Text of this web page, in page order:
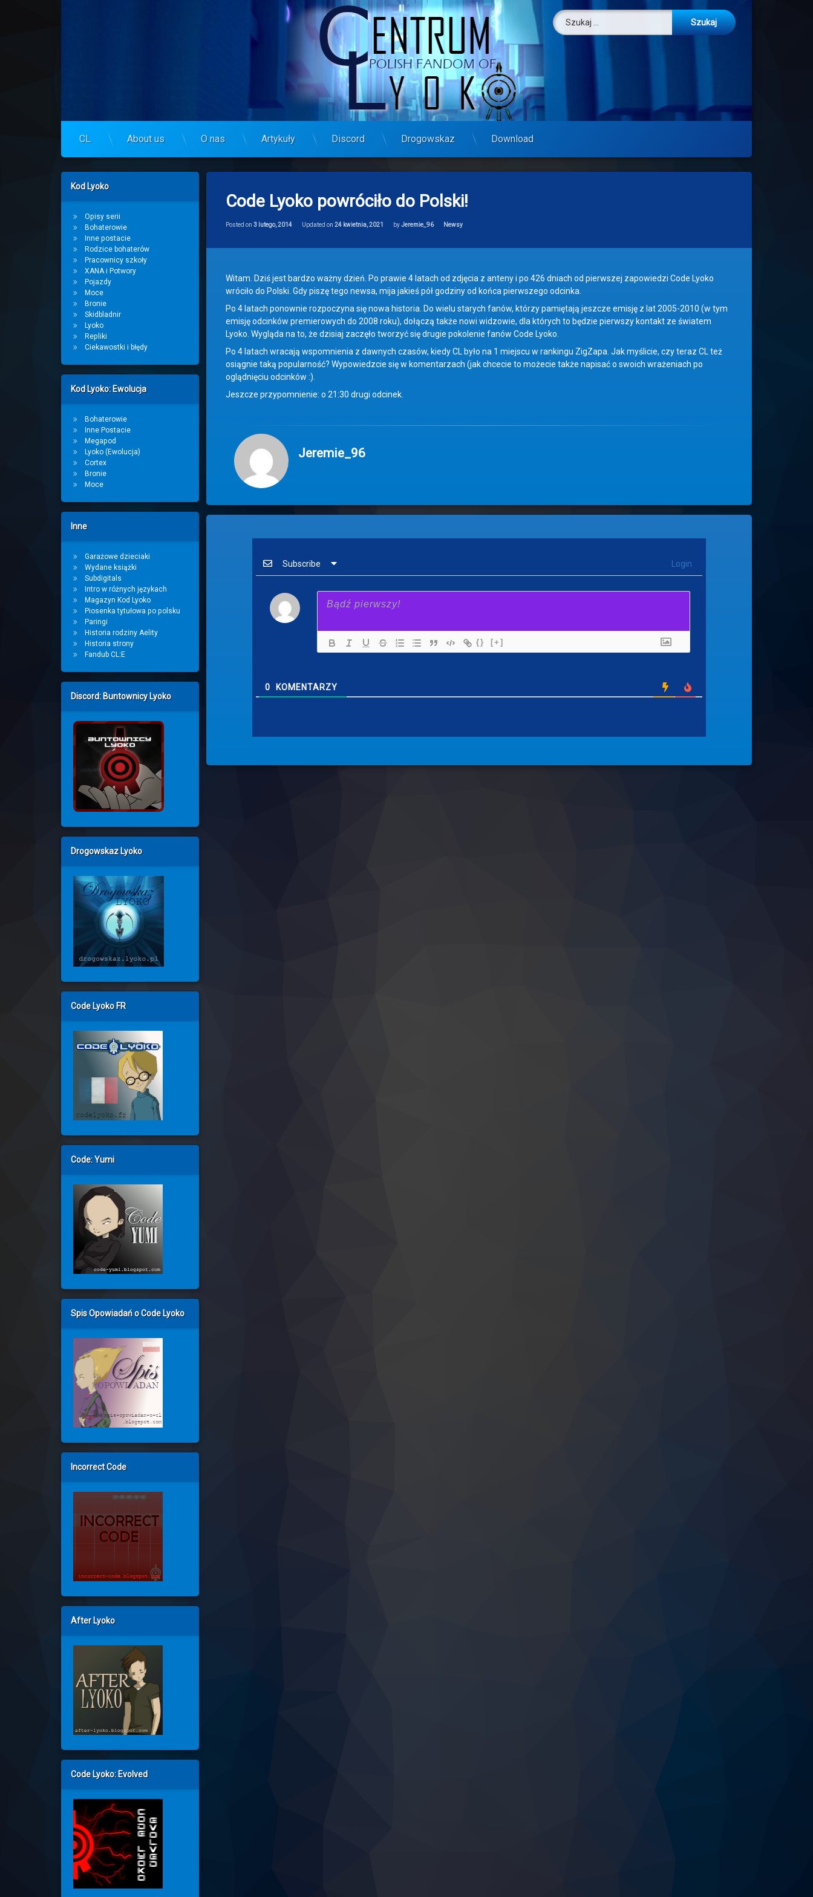
Szukaj:
CL About us O nas Artykuły Discord Drogowskaz Download
Code Lyoko powróciło do Polski!
Posted on 3 lutego, 2014 Updated on 24 kwietnia, 2021 byJeremie_96 Categories:
Newsy
Witam. Dziś jest bardzo ważny dzień. Po prawie 4 latach od zdjęcia z anteny i po 426 dniach od pierwszej zapowiedzi Code Lyoko
wróciło do Polski. Gdy piszę tego newsa, mija jakieś pół godziny od końca pierwszego odcinka.
Po 4 latach ponownie rozpoczyna się nowa historia. Do wielu starych fanów, którzy pamiętają jeszcze emisję z lat 2005-2010 (w tym
emisję odcinków premierowych do 2008 roku), dołączą także nowi widzowie, dla których to będzie pierwszy kontakt ze światem
Lyoko. Wygląda na to, że dzisiaj zaczęło tworzyć się drugie pokolenie fanów Code Lyoko.
Po 4 latach wracają wspomnienia z dawnych czasów, kiedy CL było na 1 miejscu w rankingu ZigZapa. Jak myślicie, czy teraz CL też
osiągnie taką popularność? Wypowiedzcie się w komentarzach (jak chcecie to możecie także napisać o swoich wrażeniach po
oglądnięciu odcinków :).
Jeszcze przypomnienie: o 21:30 drugi odcinek.
Jeremie_96
Subscribe Login
{} [+]
0 KOMENTARZY
Left Sidebar
Kod Lyoko
Opisy serii
Bohaterowie
Inne postacie
Rodzice bohaterów
Pracownicy szkoły
XANA i Potwory
Pojazdy
Moce
Bronie
Skidbladnir
Lyoko
Repliki
Ciekawostki i błędy
Kod Lyoko: Ewolucja
Bohaterowie
Inne Postacie
Megapod
Lyoko (Ewolucja)
Cortex
Bronie
Moce
Inne
Garażowe dzieciaki
Wydane książki
Subdigitals
Intro w różnych językach
Magazyn Kod Lyoko
Piosenka tytułowa po polsku
Paringi
Historia rodziny Aelity
Historia strony
Fandub CL:E
Discord: Buntownicy Lyoko
Drogowskaz Lyoko
Code Lyoko FR
Code: Yumi
Spis Opowiadań o Code Lyoko
Incorrect Code
After Lyoko
Code Lyoko: Evolved